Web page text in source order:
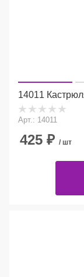
Арт.: 14011
425 ₽ / шт